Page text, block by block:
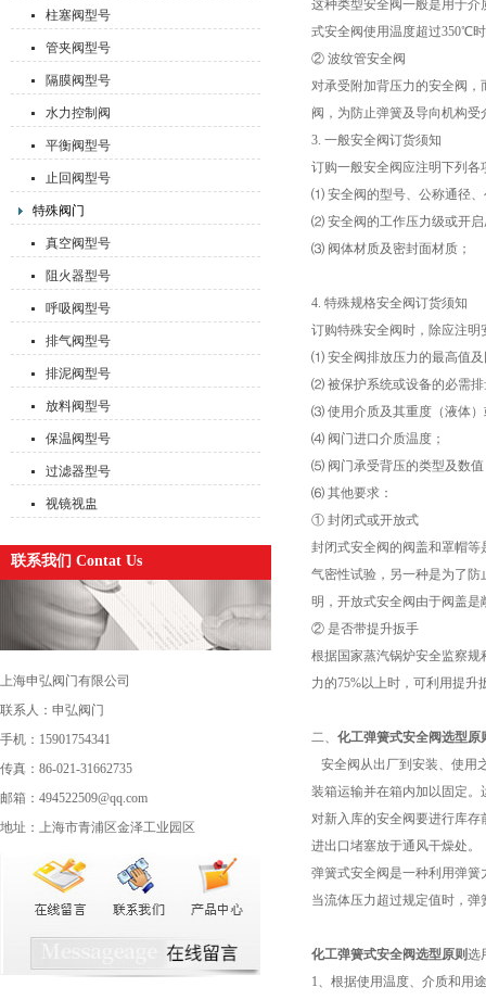
柱塞阀型号
管夹阀型号
隔膜阀型号
水力控制阀
平衡阀型号
止回阀型号
特殊阀门
真空阀型号
阻火器型号
呼吸阀型号
排气阀型号
排泥阀型号
放料阀型号
保温阀型号
过滤器型号
视镜视盅
联系我们 Contat Us
上海申弘阀门有限公司
联系人：申弘阀门
手机：15901754341
传真：86-021-31662735
邮箱：494522509@qq.com
地址：上海市青浦区金泽工业园区
这种类型安全阀一般是用于
式安全阀使用温度超过350℃
② 波纹管安全阀
对承受附加背压力的安全阀
阀，为防止弹簧及导向机构
3. 一般安全阀订货须知
订购一般安全阀应注明下列各
⑴ 安全阀的型号、公称通径、
⑵ 安全阀的工作压力级或开
⑶ 阀体材质及密封面材质；
4. 特殊规格安全阀订货须知
订购特殊安全阀时，除应注
⑴ 安全阀排放压力的最高值
⑵ 被保护系统或设备的必需
⑶ 使用介质及其重度（液体
⑷ 阀门进口介质温度；
⑸ 阀门承受背压的类型及数值
⑹ 其他要求：
① 封闭式或开放式
封闭式安全阀的阀盖和罩帽
气密性试验，另一种是为了
明，开放式安全阀由于阀盖
② 是否带提升扳手
根据国家蒸汽锅炉安全监察
力的75%以上时，可利用提
二、 化工弹簧式安全阀选型原
安全阀从出厂到安装、使用
装箱运输并在箱内加以固定
对新入库的安全阀要进行库
进出口堵塞放于通风干燥处。
弹簧式安全阀是一种利用弹
当流体压力超过规定值时，
化工弹簧式安全阀选型原则选
1、根据使用温度、介质和用